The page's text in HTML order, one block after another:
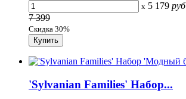
x 5 179 руб
7 399
Скидка 30%
'Sylvanian Families' Набор...